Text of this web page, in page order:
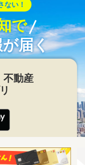
ない！
で
届く
不動産